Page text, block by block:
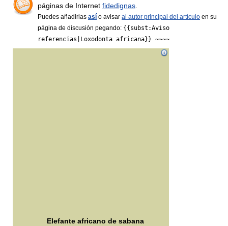
páginas de Internet fidedignas
Puedes añadirlas así o avisar al autor principal del artículo en su
página de discusión pegando: {{subst:Aviso
referencias|Loxodonta africana}} ~~~~
Elefante africano de sabana